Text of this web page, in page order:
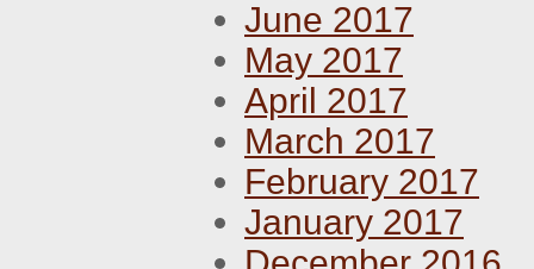
June 2017
May 2017
April 2017
March 2017
February 2017
January 2017